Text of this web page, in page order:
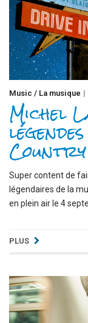
Music / La musique
Michel
Super content de
légendaires de la
en plein air le 4
PLUS